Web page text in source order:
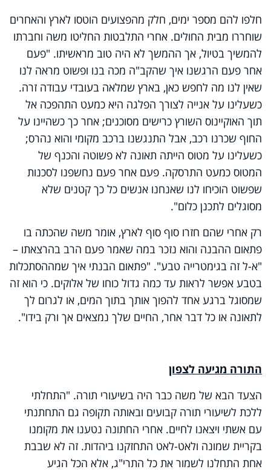
חלפו להם מספר ימים, חלק מהפצועים הוטסו לארץ והאחרים
שוחררו מבית החולים. אחרי התלבטות החליטו משה וחברתו
להמשיך בטיול, אך ההמשך לא היה טוב מראשיתו. "פעם
אחר פעם הרגשנו איך שהקב"ה מכה בנו ופשוט מראה לנו
שאין לנו מה לחפש כאן, בארץ שמלאה בעובדי עבודה זרה.
כשעלינו על אנייה לצורך הפלגה היא כמעט התהפכה אל
תוך האוקיינוס השורץ כרישים מסוכנים; אחר כך כשהיינו על
החוף שכרנו רכב, אבל התנגשנו ברכב מקומי והוא נהרס;
כשעלינו על מטוס הייתה תאונה לא פשוטה והכנף של
המטוס כמעט התרסקה. פעם אחר פעם נחשפנו לסכנות
שפשוט הוכיחו לנו שאנחנו אנשים כל כך קטנים שלא
מסוגלים לתכנן כלום".
רק אחרי שהם חזרו סוף סוף לארץ, אומר משה שהכתה בו
פתאום ההבנה והוא נזכר במה שאמר פעם הרב בהרצאתו –
"א-ל זה בגימטרייה טבע". "פתאום הבנתי איך שמההסתכלות
בטבע אפשר לראות עד כמה גדול כוחו של אלוקים. כי הוא זה
שמסוגל ברגע אחד להפוך אותך בתוך המים, או לגרום לך
לתאונה או כל דבר אחר, החיים שלך נמצאים אך ורק בידו".
התורה מגיעה לצפון
הצעד הבא של משה כבר היה בשיעורי תורה. "התחלתי
ללכת לשיעורי תורה קבועים ובאותה תקופה גם התחתנתי
עם אשתי ויצאנו לחיים. אחרי החתונה נטענו את מקומנו
בקריית שמונה ולאט-לאט התחזקנו ביהדות. זה לא שבבת
אחת התחלנו לשמור את כל התרי"ג, אלא הכל הגיע